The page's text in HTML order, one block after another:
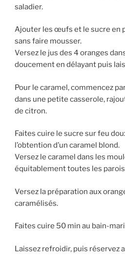
saladier.
Ajouter les œufs et le sucre en
sans faire mousser.
Versez le jus des 4 oranges
doucement en délayant puis
Pour le caramel, commencez
dans une petite casserole,
de citron.
Faites cuire le sucre sur feu
l’obtention d’un caramel blond.
Versez le caramel dans les
équitablement toutes les
Versez la préparation aux
caramélisés.
Faites cuire 50 min au bain-
Laissez refroidir, puis réservez